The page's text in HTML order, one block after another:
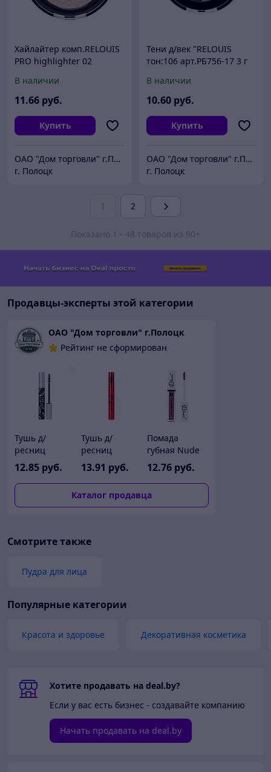
Хайлайтер комп.RELOUIS
PRO highlighter 02
г
В наличии
11.66 руб.
Купить
ОАО "Дом торговли" г.Полоцк
г. Полоцк
Тени д/век "RELOUIS
тон:106 арт.РБ756-17 3 г
В наличии
10.60 руб.
Купить
ОАО "Дом торговли" г.Полоцк
г. Полоцк
1 2
Показано 1 - 48 товаров из 90+
Продавцы-эксперты этой категории
ОАО "Дом торговли" г.Полоцк
Рейтинг не сформирован
Тушь д/
ресниц
Relouis Elixir
Intense,
арт.РБ483-20,
12.85 руб.
Тушь д/
ресниц
Toughe
суперобъем и
разд.корич.RELOUIS,
арт.РБ484-21,
9г
13.91 руб.
Помада
губная Nude
Matte RELOUIS
/тон:26 РБ733-
16
12.76 руб.
Каталог продавца
Смотрите также
Пудра для лица
Популярные категории
Красота и здоровье Декоративная косметика
Хотите продавать на deal.by?
Если у вас есть бизнес - создавайте компанию
Начать продавать на deal.by